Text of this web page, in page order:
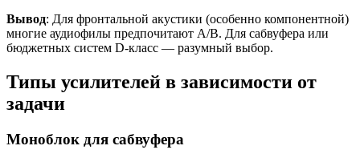
Вывод: Для фронтальной акустики (особенно компонентной)
многие аудиофилы предпочитают A/B. Для сабвуфера или
бюджетных систем D-класс — разумный выбор.
Типы усилителей в зависимости от
задачи
Моноблок для сабвуфера